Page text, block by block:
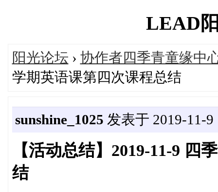
LEAD
阳光论坛 › 协作者四季青童缘中
学期英语课第四次课程总结
sunshine_1025 发表于 2019-11-9
【活动总结】2019-11-9 四
结